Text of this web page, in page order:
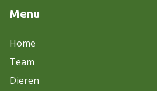
Menu
Home
Team
Dieren